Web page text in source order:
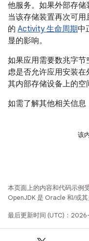
他服务。如果外部存储
当该存储装置再次可
的 Activity 生命周期中
显的影响。
如果应用需要数兆字节
虑是否允许应用安装
其内部存储设备上的空
如需了解其他相关信息
该
本页面上的内容和代码示例
OpenJDK 是 Oracle 和/或其
最后更新时间 (UTC)：